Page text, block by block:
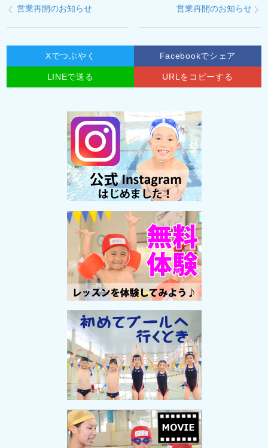
営業再開のお知らせ 営業再開のお知らせ
Xでつぶやく Facebookでシェア
LINEで送る URLをコピーする